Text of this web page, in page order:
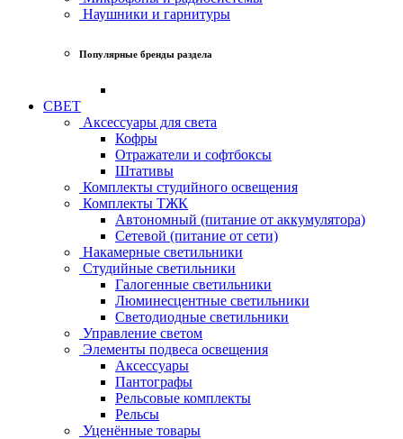
Наушники и гарнитуры
Популярные бренды раздела
СВЕТ
Аксессуары для света
Кофры
Отражатели и софтбоксы
Штативы
Комплекты студийного освещения
Комплекты ТЖК
Автономный (питание от аккумулятора)
Сетевой (питание от сети)
Накамерные светильники
Студийные светильники
Галогенные светильники
Люминесцентные светильники
Светодиодные светильники
Управление светом
Элементы подвеса освещения
Аксессуары
Пантографы
Рельсовые комплекты
Рельсы
Уценённые товары